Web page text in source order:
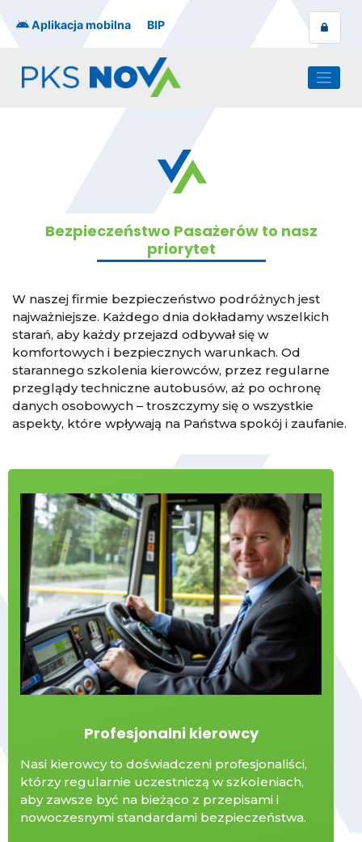
Aplikacja mobilna BIP
Bezpieczeństwo Pasażerów to nasz
priorytet
W naszej firmie bezpieczeństwo podróżnych jest
najważniejsze. Każdego dnia dokładamy wszelkich
starań, aby każdy przejazd odbywał się w
komfortowych i bezpiecznych warunkach. Od
starannego szkolenia kierowców, przez regularne
przeglądy techniczne autobusów, aż po ochronę
danych osobowych – troszczymy się o wszystkie
aspekty, które wpływają na Państwa spokój i zaufanie.
Profesjonalni kierowcy
Nasi kierowcy to doświadczeni profesjonaliści,
którzy regularnie uczestniczą w szkoleniach,
aby zawsze być na bieżąco z przepisami i
nowoczesnymi standardami bezpieczeństwa.